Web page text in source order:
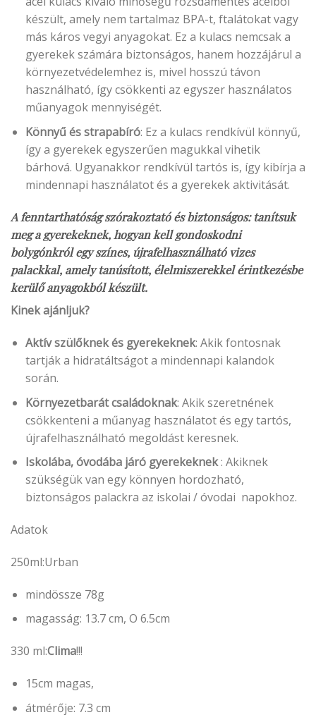
készült, amely nem tartalmaz BPA-t, ftalátokat vagy
más káros vegyi anyagokat. Ez a kulacs nemcsak a
gyerekek számára biztonságos, hanem hozzájárul a
környezetvédelemhez is, mivel hosszú távon
használható, így csökkenti az egyszer használatos
műanyagok mennyiségét.
Könnyű és strapabíró: Ez a kulacs rendkívül könnyű,
így a gyerekek egyszerűen magukkal vihetik
bárhová. Ugyanakkor rendkívül tartós is, így kibírja a
mindennapi használatot és a gyerekek aktivitását.
A fenntarthatóság szórakoztató és biztonságos: tanítsuk
meg a gyerekeknek, hogyan kell gondoskodni
bolygónkról egy színes, újrafelhasználható vizes
palackkal, amely tanúsított, élelmiszerekkel érintkezésbe
kerülő anyagokból készült.
Kinek ajánljuk?
Aktív szülőknek és gyerekeknek: Akik fontosnak
tartják a hidratáltságot a mindennapi kalandok
során.
Környezetbarát családoknak: Akik szeretnének
csökkenteni a műanyag használatot és egy tartós,
újrafelhasználható megoldást keresnek.
Iskolába, óvodába járó gyerekeknek: Akiknek
szükségük van egy könnyen hordozható,
biztonságos palackra az iskolai / óvodai napokhoz.
Adatok
250ml:Urban
mindössze 78g
magasság: 13.7 cm, O 6.5cm
330 ml:Clima!!!
15cm magas,
átmérője: 7.3 cm